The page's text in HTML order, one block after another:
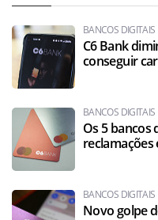
BANCOS DIGITAIS
C6 Bank
conseguir
BANCOS DIGITAIS
Os 5 bancos
reclamações
BANCOS DIGITAIS
Novo golpe